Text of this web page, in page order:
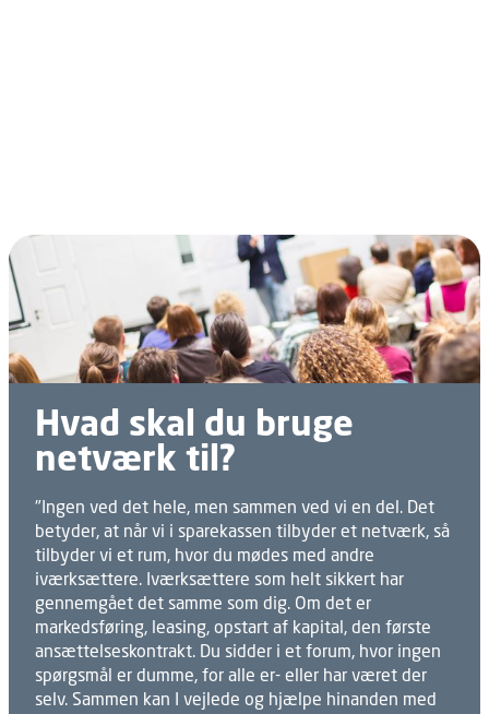
Hvad skal du bruge
netværk til?
"Ingen ved det hele, men sammen ved vi en del. Det
betyder, at når vi i sparekassen tilbyder et netværk, så
tilbyder vi et rum, hvor du mødes med andre
iværksættere. Iværksættere som helt sikkert har
gennemgået det samme som dig. Om det er
markedsføring, leasing, opstart af kapital, den første
ansættelseskontrakt. Du sidder i et forum, hvor ingen
spørgsmål er dumme, for alle er- eller har været der
selv. Sammen kan I vejlede og hjælpe hinanden med